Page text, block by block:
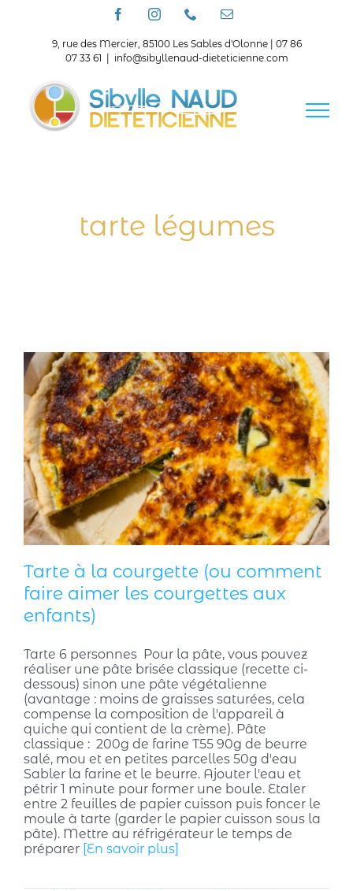
FacebookInstagramTéléphoneEmail
9, rue des Mercier, 85100 Les Sables d'Olonne | 07 86
07 33 61
info@sibyllenaud-dieteticienne.com
tarte légumes
Tarte à la courgette (ou comment
faire aimer les courgettes aux
enfants)
Tarte 6 personnes Pour la pâte, vous pouvez
réaliser une pâte brisée classique (recette ci-
dessous) sinon une pâte végétalienne
(avantage : moins de graisses saturées, cela
compense la composition de l'appareil à
quiche qui contient de la crème). Pâte
classique : 200g de farine T55 90g de beurre
salé, mou et en petites parcelles 50g d'eau
Sabler la farine et le beurre. Ajouter l'eau et
pétrir 1 minute pour former une boule. Etaler
entre 2 feuilles de papier cuisson puis foncer le
moule à tarte (garder le papier cuisson sous la
pâte). Mettre au réfrigérateur le temps de
préparer [En savoir plus]